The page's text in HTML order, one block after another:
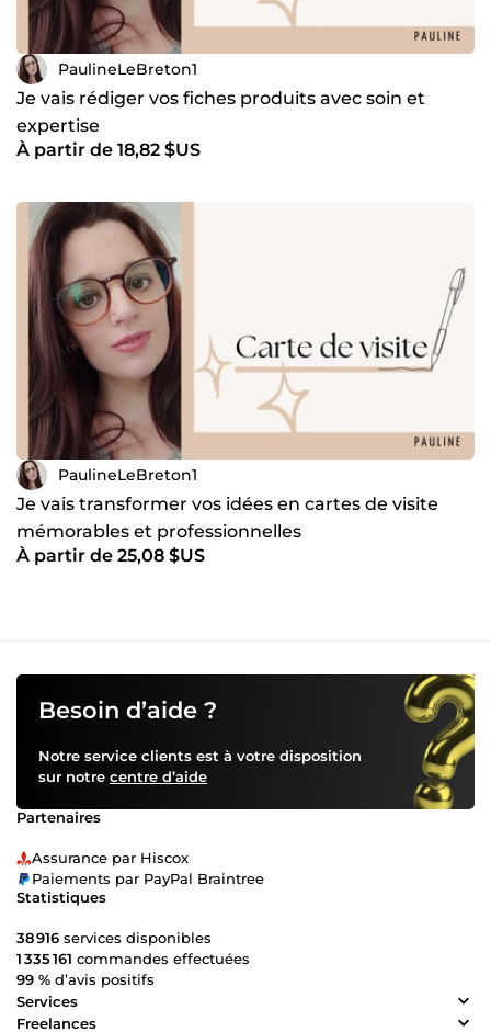
PaulineLeBreton1
Je vais rédiger vos fiches produits avec soin et
expertise
À partir de 18,82 $US
PaulineLeBreton1
Je vais transformer vos idées en cartes de visite
mémorables et professionnelles
À partir de 25,08 $US
Besoin d’aide ?
Notre service clients est à votre disposition
sur notre centre d’aide
Partenaires
Assurance par Hiscox
Paiements par PayPal Braintree
Statistiques
38 916 services disponibles
1 335 161 commandes effectuées
99 % d’avis positifs
Services
Freelances